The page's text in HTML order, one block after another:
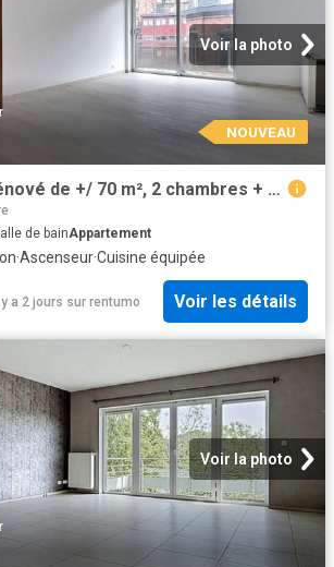
Voir la photo
NOUVEAU
Appartement rénové de +/ 70 m², 2 chambres + cave + parking en sous sol
de bainAppartement
·Ascenseur·Cuisine équipée
a 2 jours sur rentumo Voir les détails
Voir la photo